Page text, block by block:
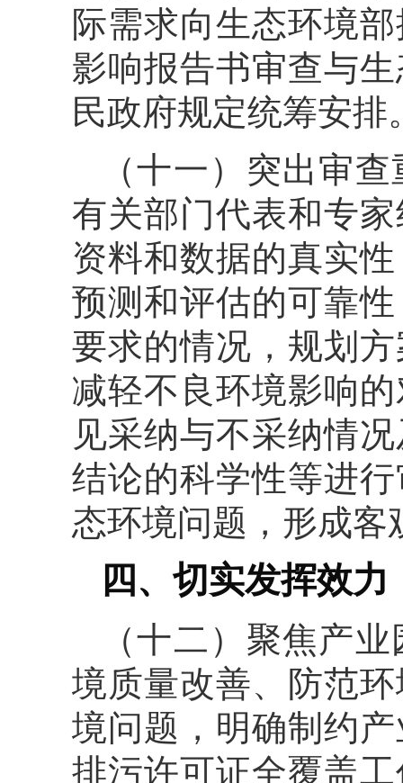
际需求向生态环境
影响报告书审查与
民政府规定统筹安排
（十一）突出审
有关部门代表和专
资料和数据的真实
预测和评估的可靠
要求的情况，规划
减轻不良环境影响
见采纳与不采纳情
结论的科学性等进
态环境问题，形成
四、切实发挥效力
（十二）聚焦产
境质量改善、防范
境问题，明确制约
排污许可证全覆盖